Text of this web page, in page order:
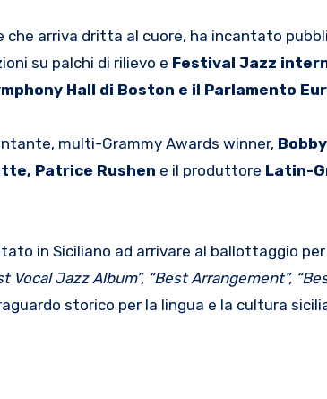
arriva dritta al cuore, ha incantato
su palchi di rilievo e Festival Jazz
Hall di Boston e il Parlamento
multi-Grammy Awards winner, Bobby
Patrice Rushen e il produttore Latin-
in Siciliano ad arrivare al ballottaggio per
Vocal Jazz Album”, “Best Arrangement”,
storico per la lingua e la cultura